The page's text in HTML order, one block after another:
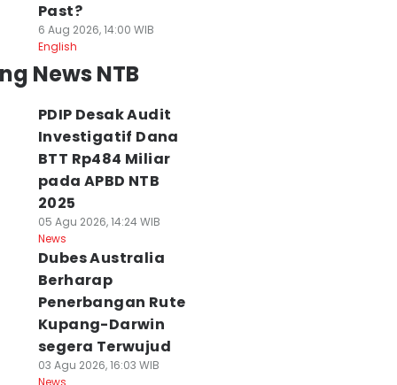
Past?
6 Aug 2026, 14:00 WIB
English
News NTB
PDIP Desak Audit
Investigatif Dana
BTT Rp484 Miliar
pada APBD NTB
2025
05 Agu 2026, 14:24 WIB
News
Dubes Australia
Berharap
Penerbangan Rute
Kupang-Darwin
segera Terwujud
03 Agu 2026, 16:03 WIB
News